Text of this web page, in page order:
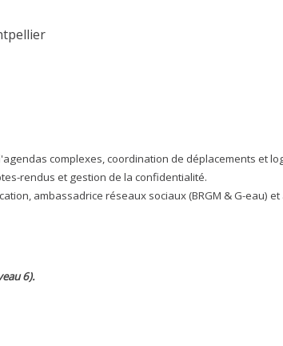
complexes, coordination de déplacements et
rendus et gestion de la confidentialité.
ambassadrice réseaux sociaux (BRGM & G-eau)
6).